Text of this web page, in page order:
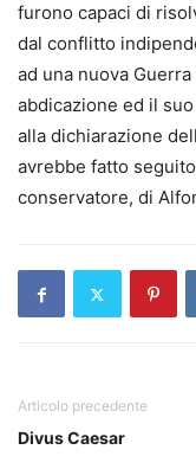
furono capaci di
dal conflitto
ad una nuova
abdicazione ed il
alla dichiarazione
avrebbe fatto
conservatore, di
Articolo precedente
Divus Caesar